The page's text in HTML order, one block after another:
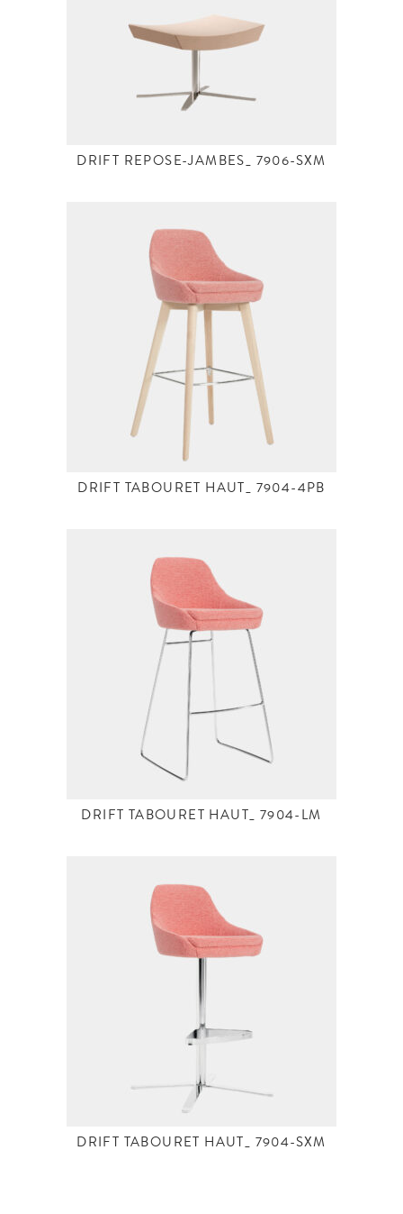
DRIFT REPOSE-JAMBES_ 7906-SXM
DRIFT TABOURET HAUT_ 7904-4PB
DRIFT TABOURET HAUT_ 7904-LM
DRIFT TABOURET HAUT_ 7904-SXM